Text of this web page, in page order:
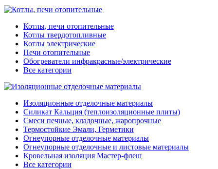
Котлы, печи отопительные
Котлы твердотопливные
Котлы электрические
Печи отопительные
Обогреватели инфракрасные/электрические
Все категории
Изоляционные отделочные материалы
Силикат Кальция (теплоизоляционные плиты)
Смеси печные, кладочные, жаропрочные
Термостойкие Эмали, Герметики
Огнеупорные отделочные материалы
Огнеупорные отделочные и листовые материалы
Кровельная изоляция Мастер-флеш
Все категории